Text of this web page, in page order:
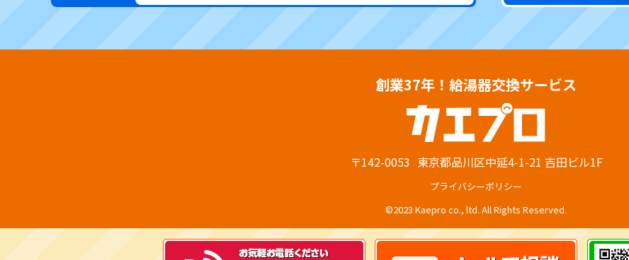
創業37年！給湯器交換サービス
〒142-0053 東京都品川区中延4-1-21 吉田ビル1F
プライバシーポリシー
©2023 Kaepro co., ltd. All Rights Reserved.